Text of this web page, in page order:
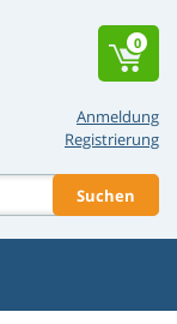
Anmeldung
Registrierung
Suchen
0